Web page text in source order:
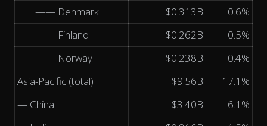
—— Denmark
$0.313B
0.6%
—— Finland
$0.262B
0.5%
—— Norway
$0.238B
0.4%
Asia-Pacific (total)
$9.56B
17.1%
— China
$3.40B
6.1%